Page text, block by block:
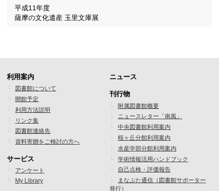
平成11年度
薩摩の文化遺産 玉里文庫展
フ
ッ
タ
ー
メ
ニ
ュ
利用案内
図書館について
開館予定
利用方法説明
リンク集
図書館連絡先
資料寄贈をご検討の方へ
サービス
アンケート
My Library
フ
ッ
タ
ー
メ
ニ
ュ
ニュース
刊行物
附属図書館概要
ニュースレター「南風」
中央図書館利用案内
桜ヶ丘分館利用案内
水産学部分館利用案内
学術情報活用ハンドブック
自己点検・評価報告
まなぶた通信（図書館サポーター
発行）